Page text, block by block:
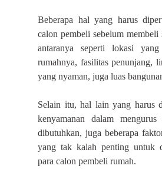
Beberapa hal yang harus
calon pembeli sebelum membeli
antaranya seperti lokasi yang
rumahnya, fasilitas penunjang,
yang nyaman, juga luas
Selain itu, hal lain yang harus
kenyamanan dalam mengurus
dibutuhkan, juga beberapa
yang tak kalah penting untuk
para calon pembeli rumah.